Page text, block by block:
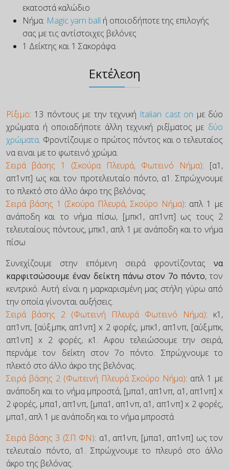
εκατοστά καλώδιο
Νήμα: Magic yarn ball ή οποιοδήποτε της επιλογής
σας με τις αντίστοιχες βελόνες
1 Δείκτης και 1 Σακοράφα
Εκτέλεση
Ρίξιμο: 13 πόντους με την τεχνική Italian cast on με δύο
χρώματα ή οποιαδήποτε άλλη τεχνική ριξίματος με δύο
χρώματα. Φροντίζουμε ο πρώτος πόντος και ο τελευταίος
να ειναι με το φωτεινό χρώμα.
Σειρά βάσης 1 (Σκούρα Πλευρά, Φωτεινό Νήμα): [α1,
απ1νπ] ως και τον προτελευταίο πόντο, α1. Σπρώχνουμε
το πλεκτό στο άλλο άκρο της βελόνας.
Σειρά βάσης 1 (Σκούρα Πλευρά, Σκούρο Νήμα): απλ 1 με
ανάποδη και το νήμα πίσω, [μπκ1, απ1νπ] ως τους 2
τελευταίους πόντους, μπκ1, απλ 1 με ανάποδη και το νήμα
πίσω
Συνεχίζουμε στην επόμενη σειρά φροντίζοντας να
καρφιτσώσουμε έναν δείκτη πάνω στον 7ο πόντο, τον
κεντρικό. Αυτή είναι η μαρκαρισμένη μας στήλη γύρω από
την οποία γίνονται αυξήσεις.
Σειρά βάσης 2 (Φωτεινή Πλευρά Φωτεινό Νήμα): κ1,
απ1νπ, [αύξ.μπκ, απ1νπ] x 2 φορές, μπκ1, απ1νπ, [αύξ.μπκ,
απ1νπ] x 2 φορές, κ1. Αφου τελειώσουμε την σειρά,
περνάμε τον δείκτη στον 7ο πόντο. Σπρώχνουμε το
πλεκτό στο άλλο άκρο της βελόνας.
Σειρά βάσης 2 (Φωτεινή Πλευρά Σκούρο Νήμα): απλ 1 με
ανάποδη και το νήμα μπροστά, [μπα1, απ1νπ, α1, απ1νπ] x
2 φορές, μπα1, απ1νπ, [μπα1, απ1νπ, α1, απ1νπ] x 2 φορές,
μπα1, απλ 1 με ανάποδη και το νήμα μπροστά
Σειρά βάσης 3 (ΣΠ ΦΝ): α1, απ1νπ, [μπα1, απ1νπ] ως τον
τελευταίο πόντο, α1. Σπρώχνουμε το πλευρό στο άλλο
άκρο της βελόνας.